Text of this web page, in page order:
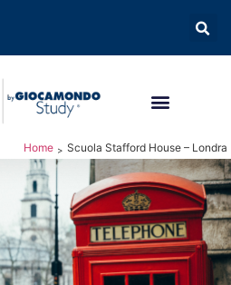
Home > Scuola Stafford House – Londra